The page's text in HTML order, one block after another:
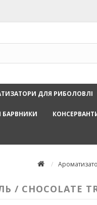
ДЛЯ РИБОЛОВЛІ
БАРВНИКИ